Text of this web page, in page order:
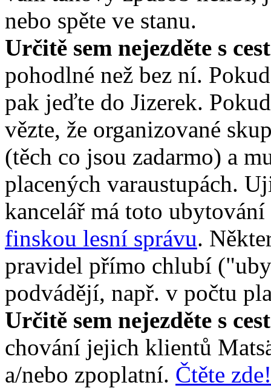
nebo spěte ve stanu.
Určitě sem nejezděte s
pohodlné než bez ní.
pak jeďte do Jizerek.
vězte, že organizované
(těch co jsou zadarmo) a
placených varaustupách.
kancelář má toto ubytování
finskou lesní správu.
pravidel přímo chlubí
podvádějí, např. v počtu
Určitě sem nejezděte s
chování jejich klientů
a/nebo zpoplatní. Čtěte